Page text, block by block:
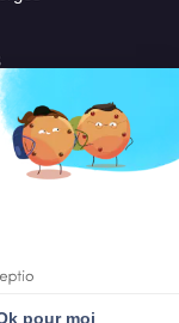
vous en ligne
DEVOS